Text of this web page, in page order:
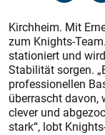
Kirchheim. Mit
zum Knights-
stationiert und
Stabilität sorgen.
professionellen
überrascht davon,
clever und
stark“, lobt